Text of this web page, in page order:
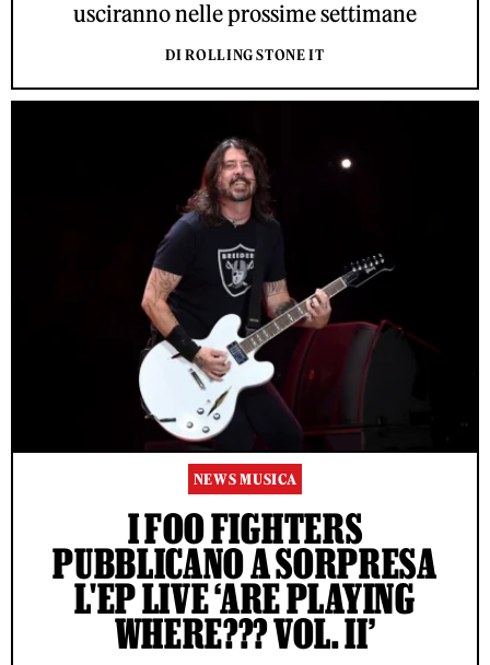
usciranno nelle prossime settimane
DI ROLLING STONE IT
NEWS MUSICA
I FOO FIGHTERS
PUBBLICANO A SORPRESA
L'EP LIVE ‘ARE PLAYING
WHERE??? VOL. II’